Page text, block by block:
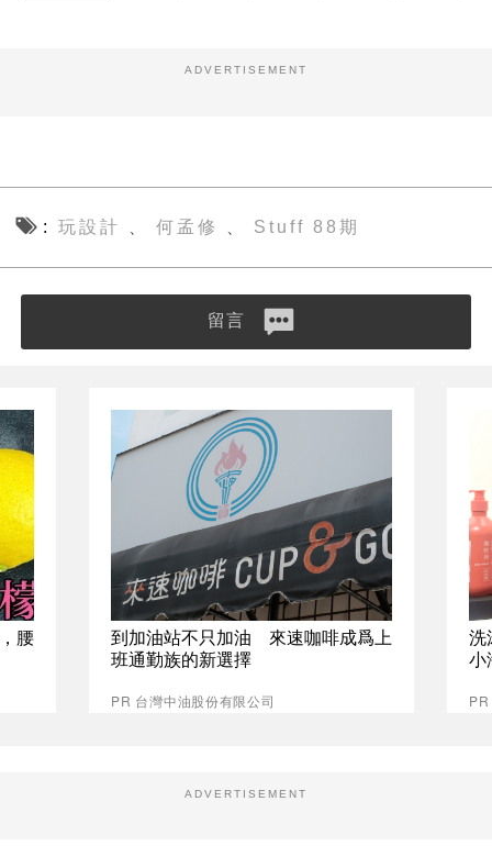
ADVERTISEMENT
玩設計 、何孟修 Stuff 88期
留言
腰
到加油站不只加油 來速咖啡成爲上
班通勤族的新選擇
PR 台灣中油股份有限公司
洗
小
ADVERTISEMENT